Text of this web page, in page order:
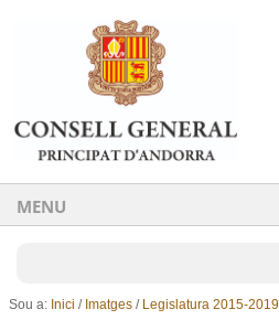
Ves al contingut.
Salta a la navegació
MENU
Sou a: Inici / Imatges / Legislatura 2015-2019